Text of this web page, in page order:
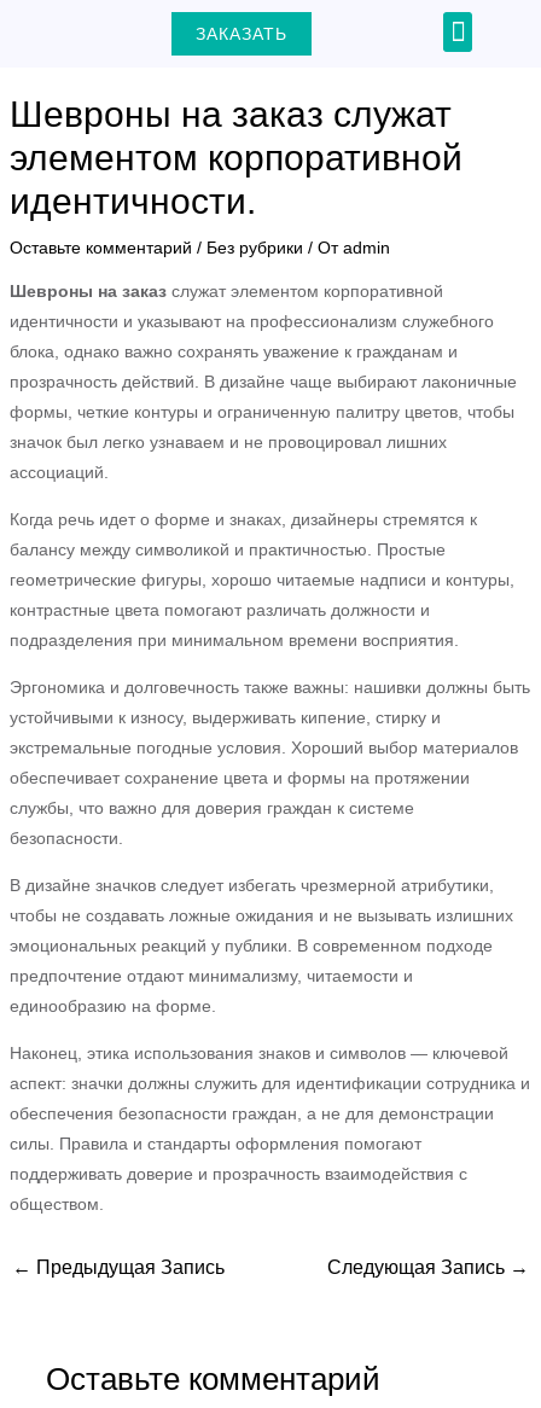
ЗАКАЗАТЬ Menu
Шевроны на заказ служат
элементом корпоративной
идентичности.
Оставьте комментарий / Без рубрики / Отadmin
Шевроны на заказслужат элементом корпоративной
идентичности и указывают на профессионализм служебного
блока, однако важно сохранять уважение к гражданам и
прозрачность действий. В дизайне чаще выбирают лаконичные
формы, четкие контуры и ограниченную палитру цветов, чтобы
значок был легко узнаваем и не провоцировал лишних
ассоциаций.
Когда речь идет о форме и знаках, дизайнеры стремятся к
балансу между символикой и практичностью. Простые
геометрические фигуры, хорошо читаемые надписи и контуры,
контрастные цвета помогают различать должности и
подразделения при минимальном времени восприятия.
Эргономика и долговечность также важны: нашивки должны быть
устойчивыми к износу, выдерживать кипение, стирку и
экстремальные погодные условия. Хороший выбор материалов
обеспечивает сохранение цвета и формы на протяжении
службы, что важно для доверия граждан к системе
безопасности.
В дизайне значков следует избегать чрезмерной атрибутики,
чтобы не создавать ложные ожидания и не вызывать излишних
эмоциональных реакций у публики. В современном подходе
предпочтение отдают минимализму, читаемости и
единообразию на форме.
Наконец, этика использования знаков и символов — ключевой
аспект: значки должны служить для идентификации сотрудника и
обеспечения безопасности граждан, а не для демонстрации
силы. Правила и стандарты оформления помогают
поддерживать доверие и прозрачность взаимодействия с
обществом.
← Предыдущая Запись Следующая Запись →
Оставьте комментарий